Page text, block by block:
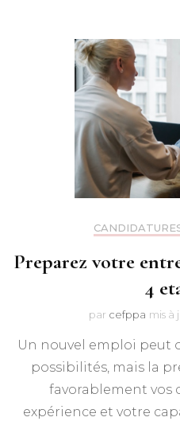
Preparez votre
4
par cefppa mis à
Un nouvel emploi peut
possibilités, mais la
favorablement vos
expérience et votre